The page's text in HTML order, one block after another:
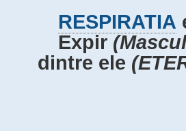
RESPIRATIA
Expir
dintre ele